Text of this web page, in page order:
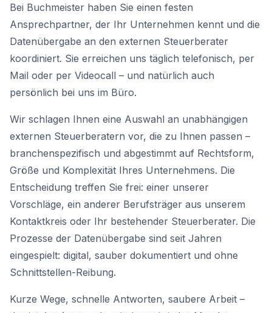
Bei Buchmeister haben Sie einen festen
Ansprechpartner, der Ihr Unternehmen kennt und die
Datenübergabe an den externen Steuerberater
koordiniert. Sie erreichen uns täglich telefonisch, per
Mail oder per Videocall – und natürlich auch
persönlich bei uns im Büro.
Wir schlagen Ihnen eine Auswahl an unabhängigen
externen Steuerberatern vor, die zu Ihnen passen –
branchenspezifisch und abgestimmt auf Rechtsform,
Größe und Komplexität Ihres Unternehmens. Die
Entscheidung treffen Sie frei: einer unserer
Vorschläge, ein anderer Berufsträger aus unserem
Kontaktkreis oder Ihr bestehender Steuerberater. Die
Prozesse der Datenübergabe sind seit Jahren
eingespielt: digital, sauber dokumentiert und ohne
Schnittstellen-Reibung.
Kurze Wege, schnelle Antworten, saubere Arbeit –